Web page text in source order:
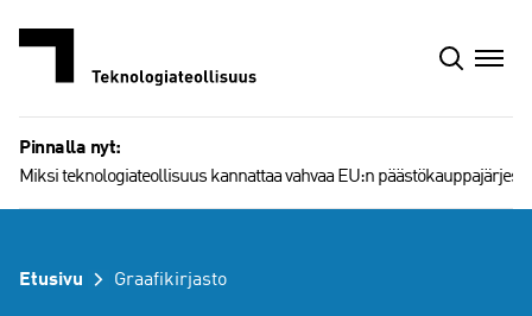
Pinnalla nyt:
Miksi teknologiateollisuus kannattaa vahvaa EU:n
Etusivu Graafikirjasto